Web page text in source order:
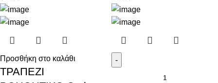
Προσθήκη στο καλάθι
ΤΡΑΠΕΖΙ